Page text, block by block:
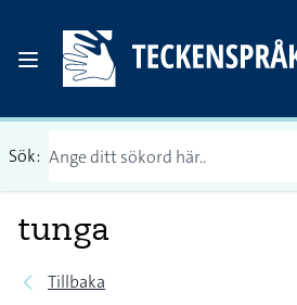
Sök:
tunga
Tillbaka